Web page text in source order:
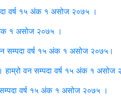
वर्ष १५ अंक १ असोज २०७५ ।
१ असोज २०७५ ।
सम्पदा वर्ष १५ अंक १ असोज २०७५।
हाम्रो वन सम्पदा वर्ष १५ अंक १ असोज
सम्पदा वर्ष १५ अंक १ असोज २०७५ ।